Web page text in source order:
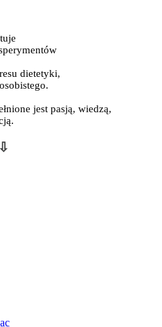
dietetyki,
jest pasją, wiedzą,